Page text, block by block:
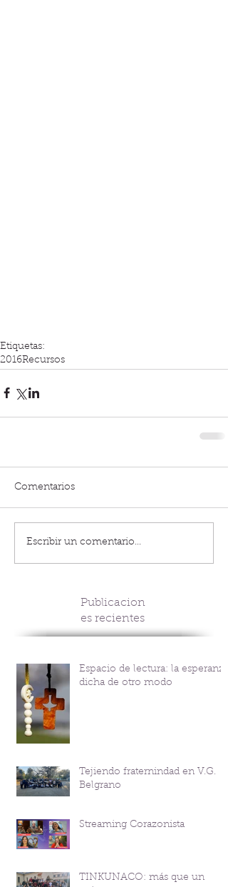
Etiquetas:
2016Recursos
Comentarios
Escribir un comentario...
Publicacion
es recientes
Espacio de lectura: la esperanza
dicha de otro modo
Tejiendo fraternindad en V.G.
Belgrano
Streaming Corazonista
TINKUNACO: más que un